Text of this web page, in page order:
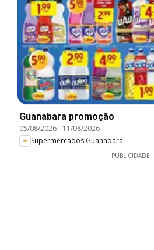
Guanabara promoção
05/08/2026- 11/08/2026
Supermercados Guanabara
PUBLICIDADE